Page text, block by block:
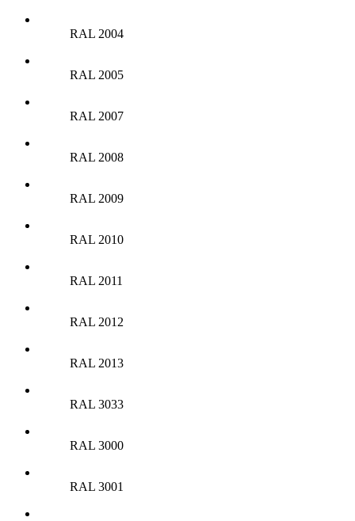
RAL 2004
RAL 2005
RAL 2007
RAL 2008
RAL 2009
RAL 2010
RAL 2011
RAL 2012
RAL 2013
RAL 3033
RAL 3000
RAL 3001